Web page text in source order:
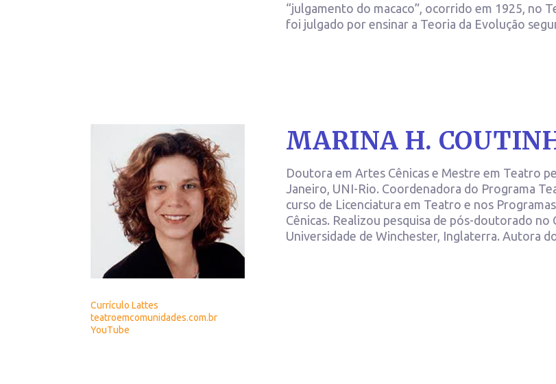
“julgamento do macaco”, ocorrido em 1925, no
foi julgado por ensinar a Teoria da Evolução
Currículo Lattes
teatroemcomunidades.com.br
YouTube
MARINA H.
Doutora em Artes Cênicas e Mestre em Teatro
Janeiro, UNI-Rio. Coordenadora do Programa
curso de Licenciatura em Teatro e nos
Cênicas. Realizou pesquisa de pós-doutorado
Universidade de Winchester, Inglaterra. Autora